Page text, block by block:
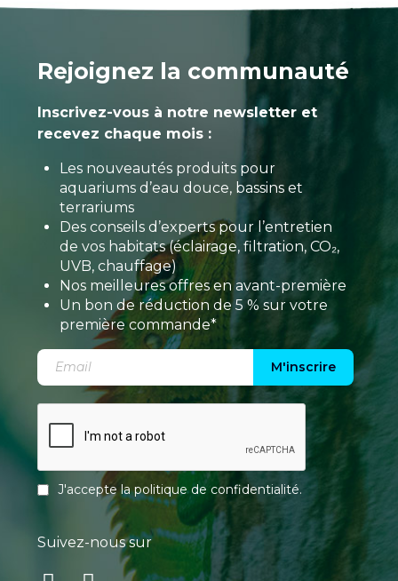
Rejoignez la communauté
Inscrivez-vous à notre newsletter et
recevez chaque mois :
Les nouveautés produits pour
aquariums d’eau douce, bassins et
terrariums
Des conseils d’experts pour l’entretien
de vos habitats (éclairage, filtration, CO₂,
UVB, chauffage)
Nos meilleures offres en avant-première
Un bon de réduction de 5 % sur votre
première commande*
M'inscrire
J'accepte lapolitique de confidentialité.
Suivez-nous sur